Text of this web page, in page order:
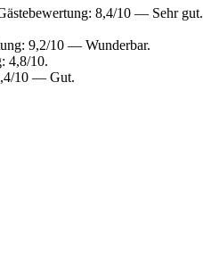
8,4/10 — Sehr gut.
9,2/10 — Wunderbar.
4,8/10.
10 — Gut.